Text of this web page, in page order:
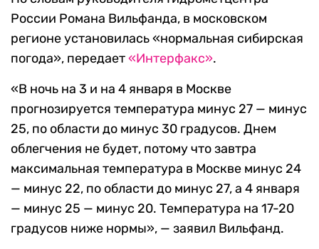
России Романа Вильфанда, в московском
регионе установилась «нормальная сибирская
погода», передает«Интерфакс».
«В ночь на 3 и на 4 января в Москве
прогнозируется температура минус 27 — минус
25, по области до минус 30 градусов. Днем
облегчения не будет, потому что завтра
максимальная температура в Москве минус 24
— минус 22, по области до минус 27, а 4 января
— минус 25 — минус 20. Температура на 17-20
градусов ниже нормы», — заявил Вильфанд.